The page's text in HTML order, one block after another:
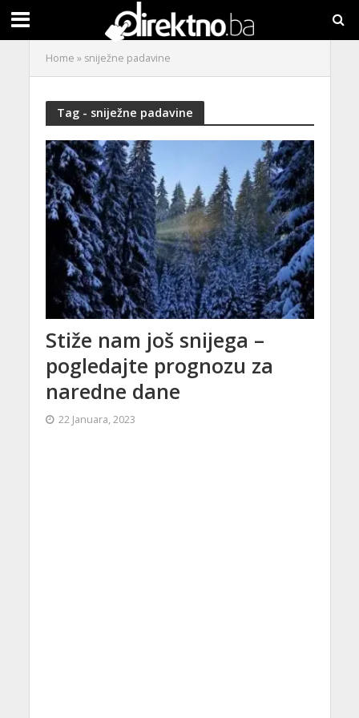
Home » sniježne padavine
Tag - sniježne padavine
Stiže nam još snijega –
pogledajte prognozu za
naredne dane
22 Januara, 2023